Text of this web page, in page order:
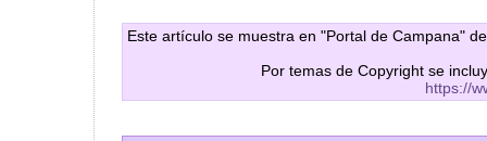
Este artículo se muestra en "Portal de Campana"
Por temas de Copyright se
https://